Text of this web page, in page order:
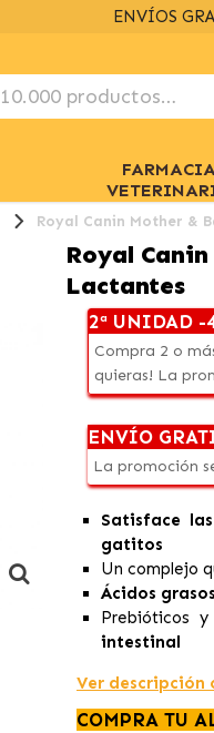
ENVÍOS
Royal Canin Mother &
Royal
Lactantes
2ª UNIDAD -
Compra 2 o
quieras! La
ENVÍO
La promoción
Satisface
gatitos
Un complejo
Ácidos
Prebióticos
intestinal
Ver descripción
COMPRA TU